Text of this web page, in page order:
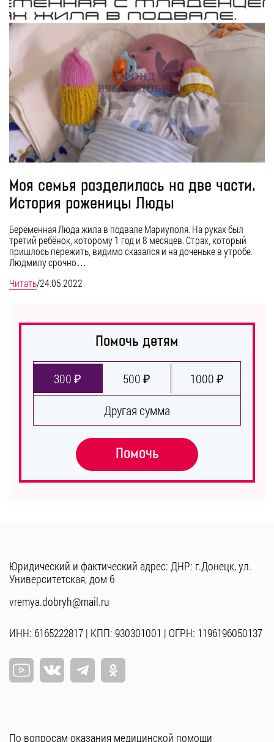
Моя семья разделилась на две части.
История роженицы Люды
Беременная Люда жила в подвале Мариуполя. На руках был
третий ребёнок, которому 1 год и 8 месяцев. Страх, который
пришлось пережить, видимо сказался и на доченьке в утробе.
Людмилу срочно…
Читать/24.05.2022
Помочь детям
300 ₽ 500 ₽
1000 ₽
Другая сумма
Помочь
Юридический и фактический адрес: ДНР: г.Донецк, ул.
Университетская, дом 6
vremya.dobryh@mail.ru
ИНН: 6165222817 | КПП: 930301001 | ОГРН: 1196196050137
По вопросам оказания медицинской помощи